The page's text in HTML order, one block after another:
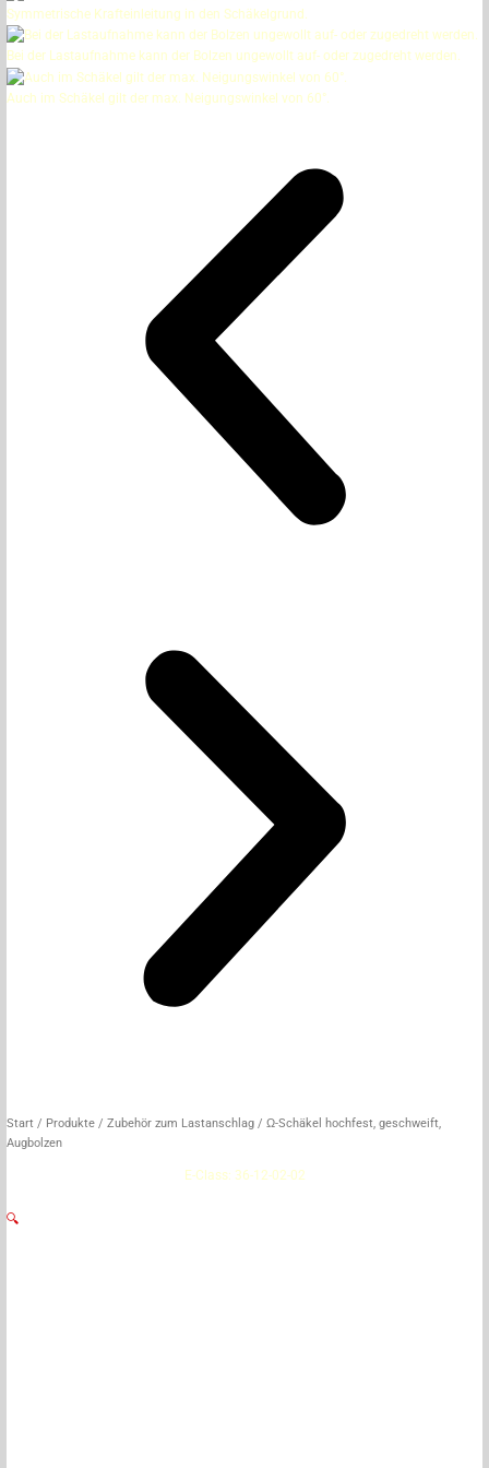
Symmetrische Krafteinleitung in den Schäkelgrund.
Bei der Lastaufnahme kann der Bolzen ungewollt auf- oder zugedreht werden.
Auch im Schäkel gilt der max. Neigungswinkel von 60°.
Start / Produkte /Zubehör zum Lastanschlag / Ω-Schäkel hochfest, geschweift,
Augbolzen
E-Class: 36-12-02-02
🔍